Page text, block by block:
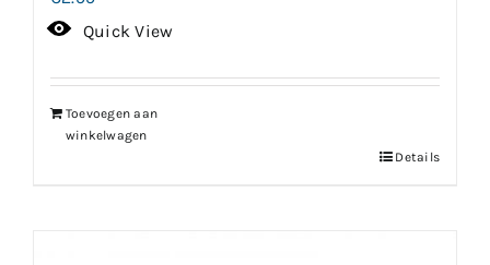
Quick View
Toevoegen aan
winkelwagen
Details